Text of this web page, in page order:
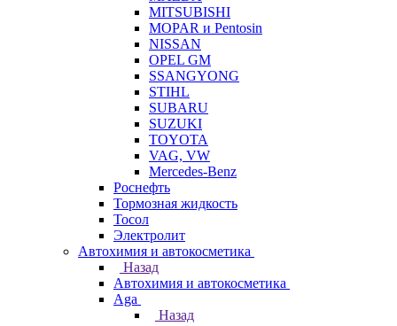
MITSUBISHI
MOPAR и Pentosin
NISSAN
OPEL GM
SSANGYONG
STIHL
SUBARU
SUZUKI
TOYOTA
VAG, VW
Мercedes-Benz
Роснефть
Тормозная жидкость
Тосол
Электролит
Автохимия и автокосметика
Назад
Автохимия и автокосметика
Aga
Назад